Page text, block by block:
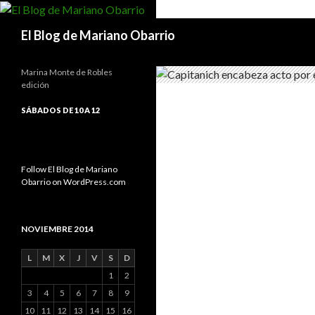
El Blog de Mariano Obarrio
Marina Monte de Robles
edición
SÁBADOS DE 10 A 12
Follow El Blog de Mariano
Obarrio on WordPress.com
NOVIEMBRE 2014
L M X J V S D
1
2
3
4 5 6 7 8
9
10
11 12 13 14 15
16